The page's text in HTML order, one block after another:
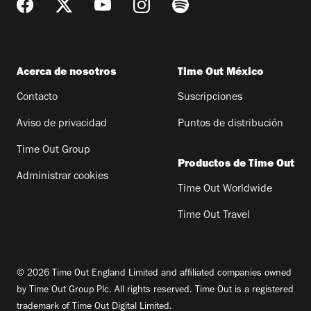
Acerca de nosotros
Contacto
Aviso de privacidad
Time Out Group
Administrar cookies
Time Out México
Suscripciones
Puntos de distribución
Productos de Time Out
Time Out Worldwide
Time Out Travel
© 2026 Time Out England Limited and affiliated companies owned
by Time Out Group Plc. All rights reserved. Time Out is a registered
trademark of Time Out Digital Limited.